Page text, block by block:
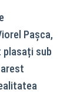
Pașca,
sub